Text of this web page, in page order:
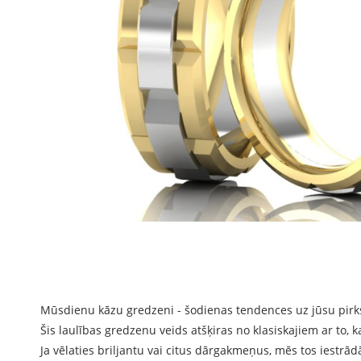
Mūsdienu kāzu gredzeni - šodienas tendences uz jūsu
Šis laulības gredzenu veids atšķiras no klasiskajiem ar to,
Ja vēlaties briljantu vai citus dārgakmeņus, mēs tos